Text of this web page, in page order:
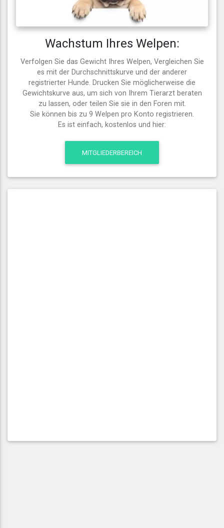
Wachstum Ihres Welpen:
Verfolgen Sie das Gewicht Ihres Welpen, Vergleichen Sie
es mit der Durchschnittskurve und der anderer
registrierter Hunde. Drucken Sie möglicherweise die
Gewichtskurve aus, um sich von Ihrem Tierarzt beraten
zu lassen, oder teilen Sie sie in den Foren mit.
Sie können bis zu 9 Welpen pro Konto registrieren.
Es ist einfach, kostenlos und hier:
MITGLIEDERBEREICH